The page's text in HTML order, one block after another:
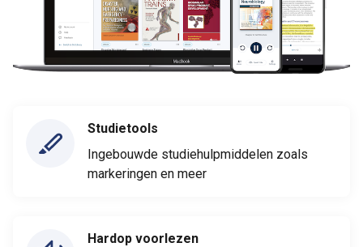
Studietools
Ingebouwde studiehulpmiddelen zoals
markeringen en meer
Hardop voorlezen